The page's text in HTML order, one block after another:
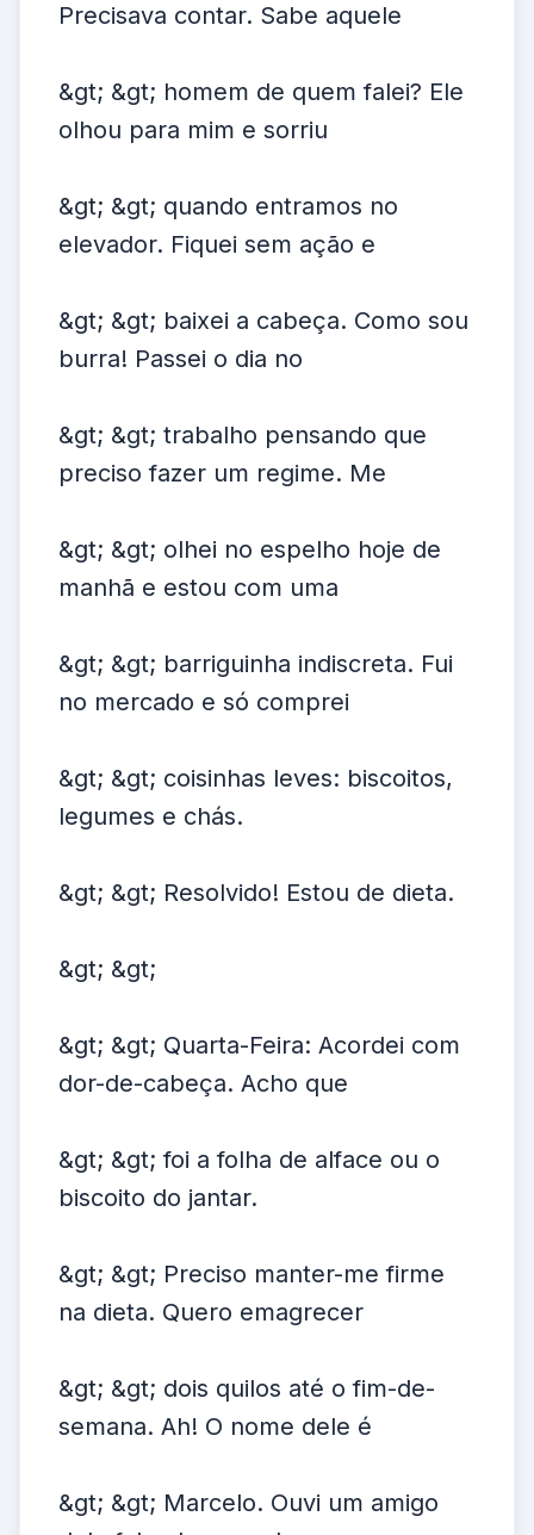
Precisava contar. Sabe aquele
&gt; &gt; homem de quem falei? Ele
olhou para mim e sorriu
&gt; &gt; quando entramos no
elevador. Fiquei sem ação e
&gt; &gt; baixei a cabeça. Como sou
burra! Passei o dia no
&gt; &gt; trabalho pensando que
preciso fazer um regime. Me
&gt; &gt; olhei no espelho hoje de
manhã e estou com uma
&gt; &gt; barriguinha indiscreta. Fui
no mercado e só comprei
&gt; &gt; coisinhas leves: biscoitos,
legumes e chás.
&gt; &gt; Resolvido! Estou de dieta.
&gt; &gt;
&gt; &gt; Quarta-Feira: Acordei com
dor-de-cabeça. Acho que
&gt; &gt; foi a folha de alface ou o
biscoito do jantar.
&gt; &gt; Preciso manter-me firme
na dieta. Quero emagrecer
&gt; &gt; dois quilos até o fim-de-
semana. Ah! O nome dele é
&gt; &gt; Marcelo. Ouvi um amigo